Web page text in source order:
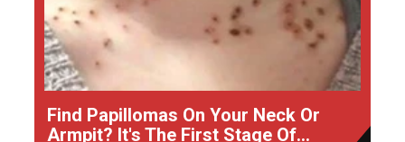
Find Papillomas On Your Neck Or
Armpit? It's The First Stage Of...